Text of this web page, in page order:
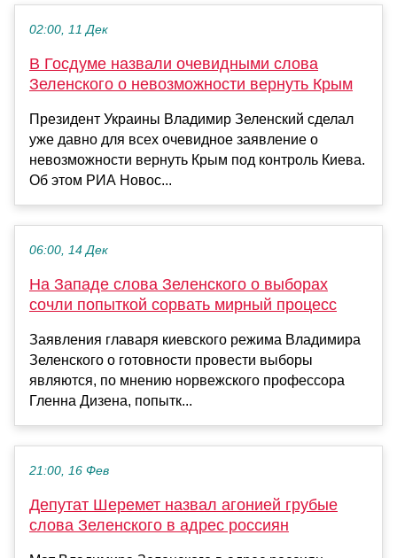
02:00, 11 Дек
В Госдуме назвали очевидными слова
Зеленского о невозможности вернуть Крым
Президент Украины Владимир Зеленский сделал
уже давно для всех очевидное заявление о
невозможности вернуть Крым под контроль Киева.
Об этом РИА Новос...
06:00, 14 Дек
На Западе слова Зеленского о выборах
сочли попыткой сорвать мирный процесс
Заявления главаря киевского режима Владимира
Зеленского о готовности провести выборы
являются, по мнению норвежского профессора
Гленна Дизена, попытк...
21:00, 16 Фев
Депутат Шеремет назвал агонией грубые
слова Зеленского в адрес россиян